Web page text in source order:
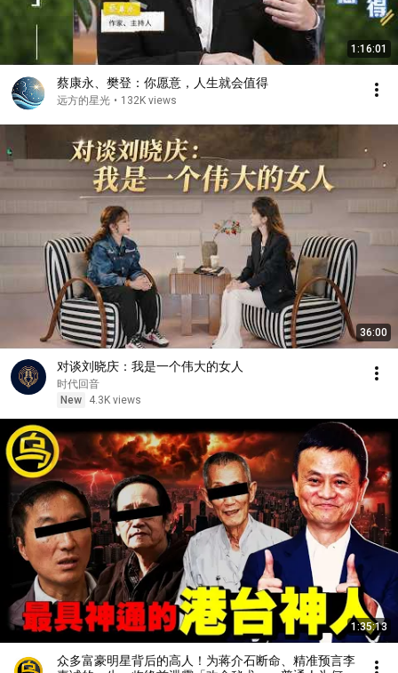
1:16:01
蔡康永、樊登：你愿意，人生就会值得
远方的星光 • 132K views
36:00
对谈刘晓庆：我是一个伟大的女人
时代回音
New
4.3K views
1:35:13
众多富豪明星背后的高人！为蒋介石断命、精准预言李